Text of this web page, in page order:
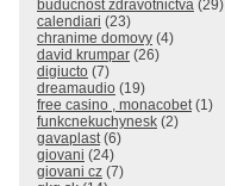
buducnost zdravotnictva (29)
calendiari (23)
chranime domovy (4)
david krumpar (26)
digiucto (7)
dreamaudio (19)
free casino , monacobet(1)
funkcnekuchynesk (2)
gavaplast(6)
giovani (24)
giovani cz (7)